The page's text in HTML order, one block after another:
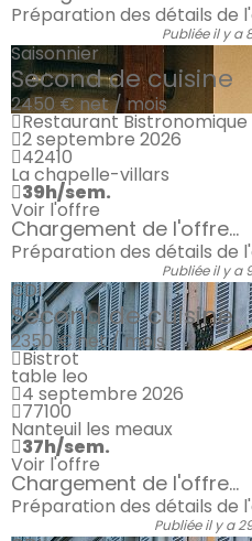
Préparation des détails de
Publiée il y a
Saisonnier
Second de cuisine
2450 €net / mois
Restaurant Bistronomique
2 septembre 2026
42410
La chapelle-villars
39h/sem.
Voir l'offre
Chargement de l'offre...
Préparation des détails de
Publiée il y a
CDI
Second de cuisine
2350 €net / mois
Bistrot
table leo
4 septembre 2026
77100
Nanteuil les meaux
37h/sem.
Voir l'offre
Chargement de l'offre...
Préparation des détails de
Publiée il y a